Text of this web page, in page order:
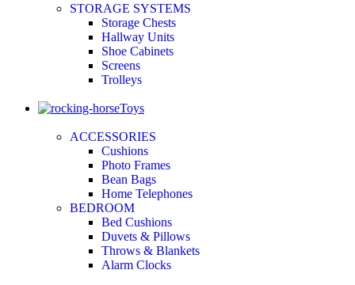
STORAGE SYSTEMS
Storage Chests
Hallway Units
Shoe Cabinets
Screens
Trolleys
Toys
ACCESSORIES
Cushions
Photo Frames
Bean Bags
Home Telephones
BEDROOM
Bed Cushions
Duvets & Pillows
Throws & Blankets
Alarm Clocks